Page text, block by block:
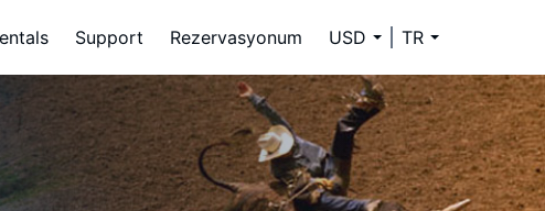
Support Rezervasyonum USD TR